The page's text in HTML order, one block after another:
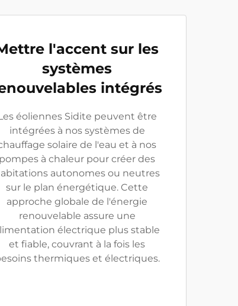
l'accent sur les
systèmes
intégrés
éoliennes Sidite peuvent être
intégrées à nos systèmes de
solaire de l'eau et à nos
pompes à chaleur pour créer des
autonomes ou neutres
sur le plan énergétique. Cette
approche globale de l'énergie
renouvelable assure une
électrique plus stable
et fiable, couvrant à la fois les
thermiques et électriques.